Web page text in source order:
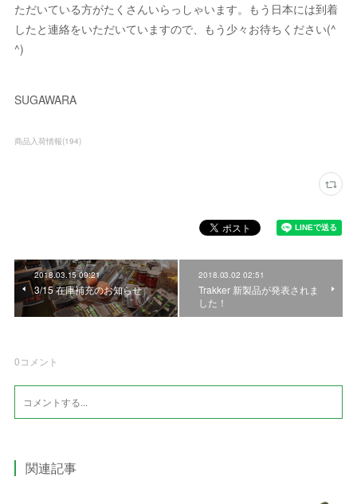
ただいている方がたくさんいらっしゃいます。もう日本には到着
したと連絡をいただいていますので、もう少々お待ちください(^
^)
SUGAWARA
商品入荷情報(194)
2018.03.15 09:21
3/15 在庫補充のお知らせ
2018.03.02 02:51
Trakker 新製品が発表されま
した！
0コメント
関連記事